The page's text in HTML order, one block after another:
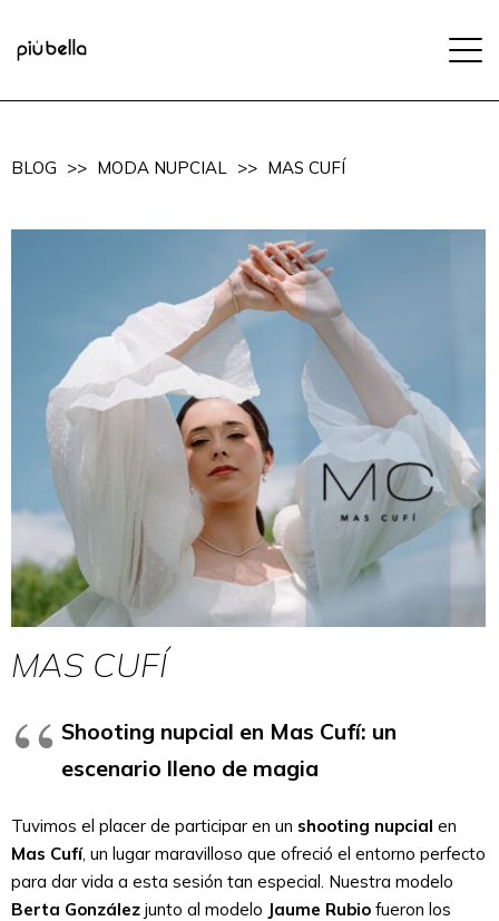
BLOG >> MODA NUPCIAL >> MAS CUFÍ
MAS CUFÍ
Shooting nupcial en Mas Cufí: un
escenario lleno de magia
Tuvimos el placer de participar en un shooting nupcial en
Mas Cufí, un lugar maravilloso que ofreció el entorno perfecto
para dar vida a esta sesión tan especial. Nuestra modelo
Berta González junto al modelo Jaume Rubio fueron los